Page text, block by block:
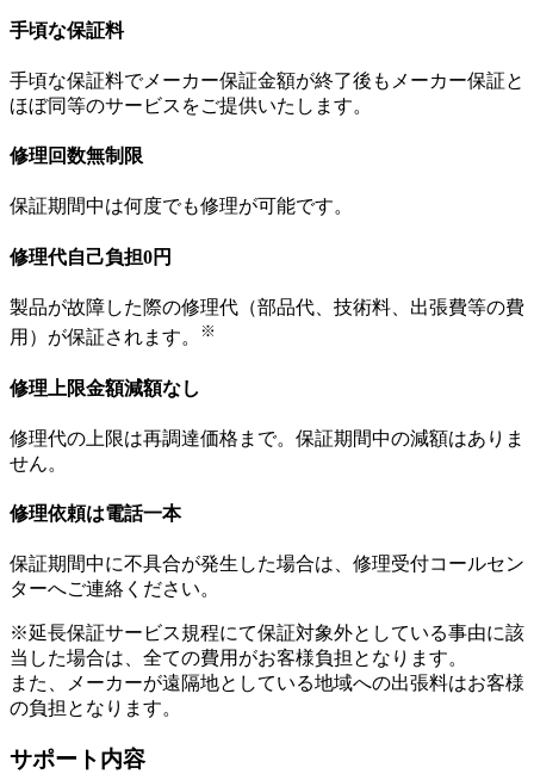
手頃な保証料
手頃な保証料でメーカー保証金額が終了後もメーカー保証と
ほぼ同等のサービスをご提供いたします。
修理回数無制限
保証期間中は何度でも修理が可能です。
修理代自己負担0円
製品が故障した際の修理代（部品代、技術料、出張費等の費
用）が保証されます。
※
修理上限金額減額なし
修理代の上限は再調達価格まで。保証期間中の減額はありま
せん。
修理依頼は電話一本
保証期間中に不具合が発生した場合は、修理受付コールセン
ターへご連絡ください。
※延長保証サービス規程にて保証対象外としている事由に該
当した場合は、全ての費用がお客様負担となります。
また、メーカーが遠隔地としている地域への出張料はお客様
の負担となります。
サポート内容